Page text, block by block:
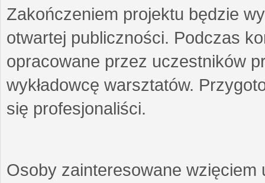
Zakończeniem projektu będzie
otwartej publiczności. Podczas
opracowane przez uczestników
wykładowcę warsztatów.
się profesjonaliści.
Osoby zainteresowane wzięciem